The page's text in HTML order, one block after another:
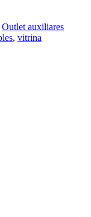
Outlet auxiliares
, vitrina